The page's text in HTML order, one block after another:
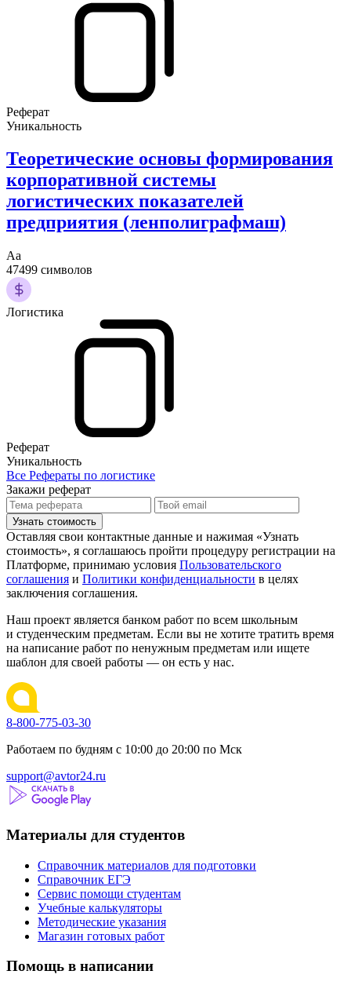
Реферат
Уникальность
Теоретические основы формирования
корпоративной системы
логистических показателей
предприятия (ленполиграфмаш)
Аа
47499 символов
Логистика
Реферат
Уникальность
Все Рефераты по логистике
Закажи реферат
Узнать стоимость
Оставляя свои контактные данные и нажимая «Узнать
стоимость», я соглашаюсь пройти процедуру регистрации на
Платформе, принимаю условия Пользовательского
соглашения и Политики конфиденциальности в целях
заключения соглашения.
Наш проект является банком работ по всем школьным
и студенческим предметам. Если вы не хотите тратить время
на написание работ по ненужным предметам или ищете
шаблон для своей работы — он есть у нас.
8-800-775-03-30
Работаем по будням с 10:00 до 20:00 по Мск
support@avtor24.ru
Материалы для студентов
Справочник материалов для подготовки
Справочник ЕГЭ
Сервис помощи студентам
Учебные калькуляторы
Методические указания
Магазин готовых работ
Помощь в написании